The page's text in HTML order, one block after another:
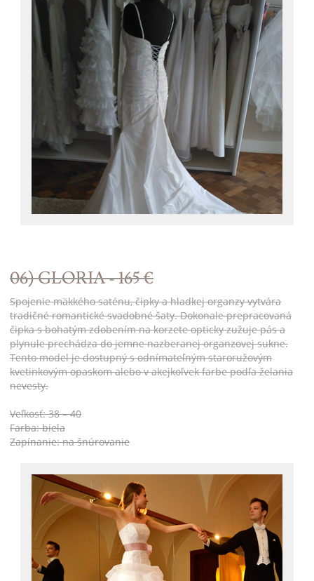
06) GLORIA - 165 €
Spojenie mäkkého saténu, čipky a hladkej organzy vytvára
tradičné romantické svadobné šaty. Dokonale prepracovaná
čipka s bohatým zdobením na korzete opticky zužuje pás a
plynule prechádza do jemne nazberanej organzovej sukne.
Tento model je dostupný s odnímateľným staroružovým
kvetinkovým opaskom alebo v akejkoľvek farbe podľa želania
nevesty.
Veľkosť: 38 – 40
Farba: biela
Zapínanie: na šnúrovanie